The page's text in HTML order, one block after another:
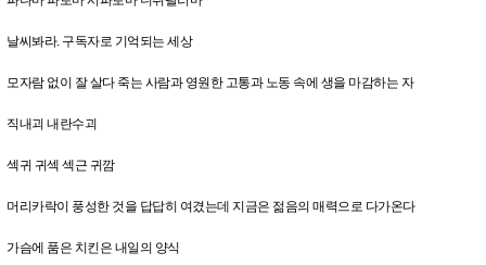
날씨봐라. 구독자로 기억되는 세상
모자람 없이 잘 살다 죽는 사람과 영원한 고통과 노동 속에 생을 마감하는 자
직내괴 내란수괴
섹귀 귀섹 섹근 귀깜
머리카락이 풍성한 것을 답답히 여겼는데 지금은 젊음의 매력으로 다가온다
가슴에 품은 치킨은 내일의 양식